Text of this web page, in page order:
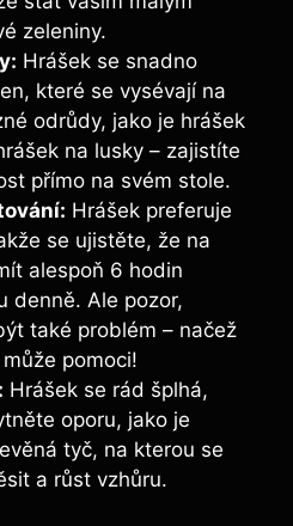
zeleniny.
Hrášek se snadno
které se vysévají na
odrůdy, jako je hrášek
na lusky – zajistíte
přímo na svém stole.
Hrášek preferuje
se ujistěte, že na
alespoň 6 hodin
denně. Ale pozor,
také problém – načež
pomoci!
Hrášek se rád šplhá,
oporu, jako je
tyč, na kterou se
a růst vzhůru.